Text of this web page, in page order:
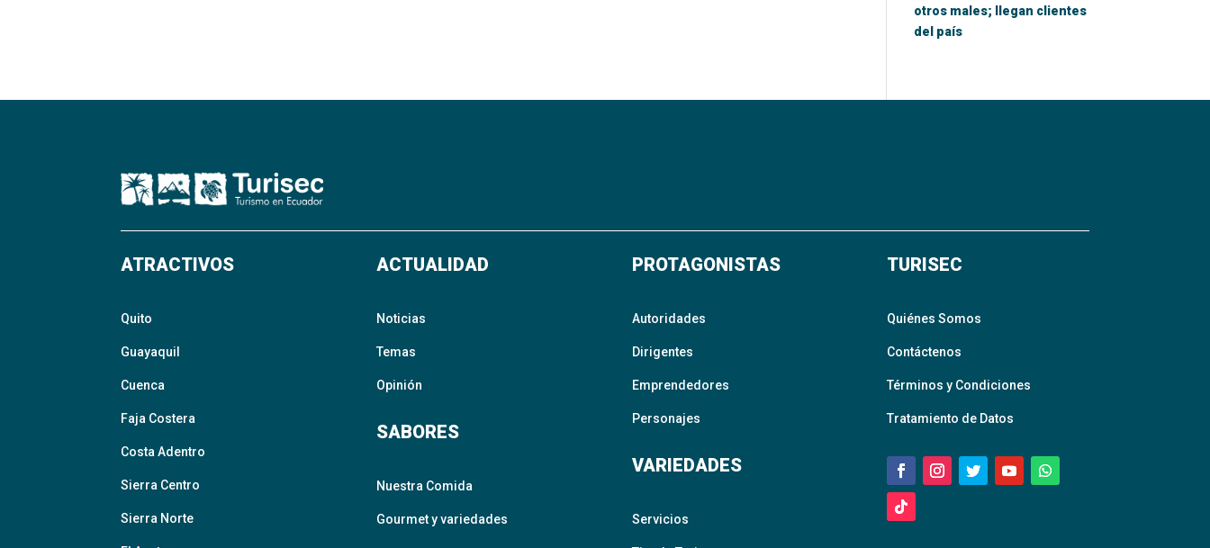
otros males; llegan clientes
del país
ATRACTIVOS
Quito
Guayaquil
Cuenca
Faja Costera
Costa Adentro
Sierra Centro
Sierra Norte
ACTUALIDAD
Noticias
Temas
Opinión
SABORES
Nuestra Comida
Gourmet y variedades
PROTAGONISTAS
Autoridades
Dirigentes
Emprendedores
Personajes
VARIEDADES
Servicios
TURISEC
Quiénes Somos
Contáctenos
Términos y Condiciones
Tratamiento de Datos